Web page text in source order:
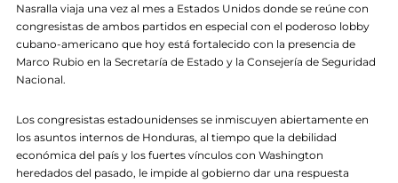
Nasralla viaja una vez al mes a Estados Unidos donde se reúne con
congresistas de ambos partidos en especial con el poderoso lobby
cubano-americano que hoy está fortalecido con la presencia de
Marco Rubio en la Secretaría de Estado y la Consejería de Seguridad
Nacional.
Los congresistas estadounidenses se inmiscuyen abiertamente en
los asuntos internos de Honduras, al tiempo que la debilidad
económica del país y los fuertes vínculos con Washington
heredados del pasado, le impide al gobierno dar una respuesta